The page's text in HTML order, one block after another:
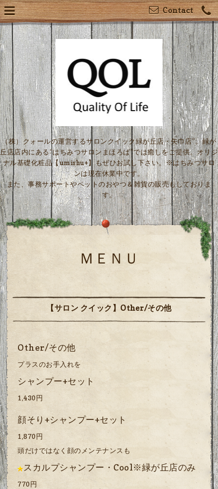
Contact
（株）クォールの運営するサロンクイック緑が丘店・矢巾店”。緑が
丘店店内にある“はちみつサロンまほろば”では癒しをご提供。オリジ
ナル基礎化粧品【umishu+】もぜひお試し下さい。※はちみつサロ
ンは現在休業中です。
また、事務サポートやペットのおやつ＆雑貨の販売もしておりま
す。
ＭＥＮＵ
【サロン クイック】Other/その他
Other/その他
プラスのお手入れを
シャンプー+セット
1,430円
顔そり+シャンプー+セット
1,870円
頭だけではなく顔のメンテナンスも
スカルプシャンプー・Cool※緑が丘店のみ
770円